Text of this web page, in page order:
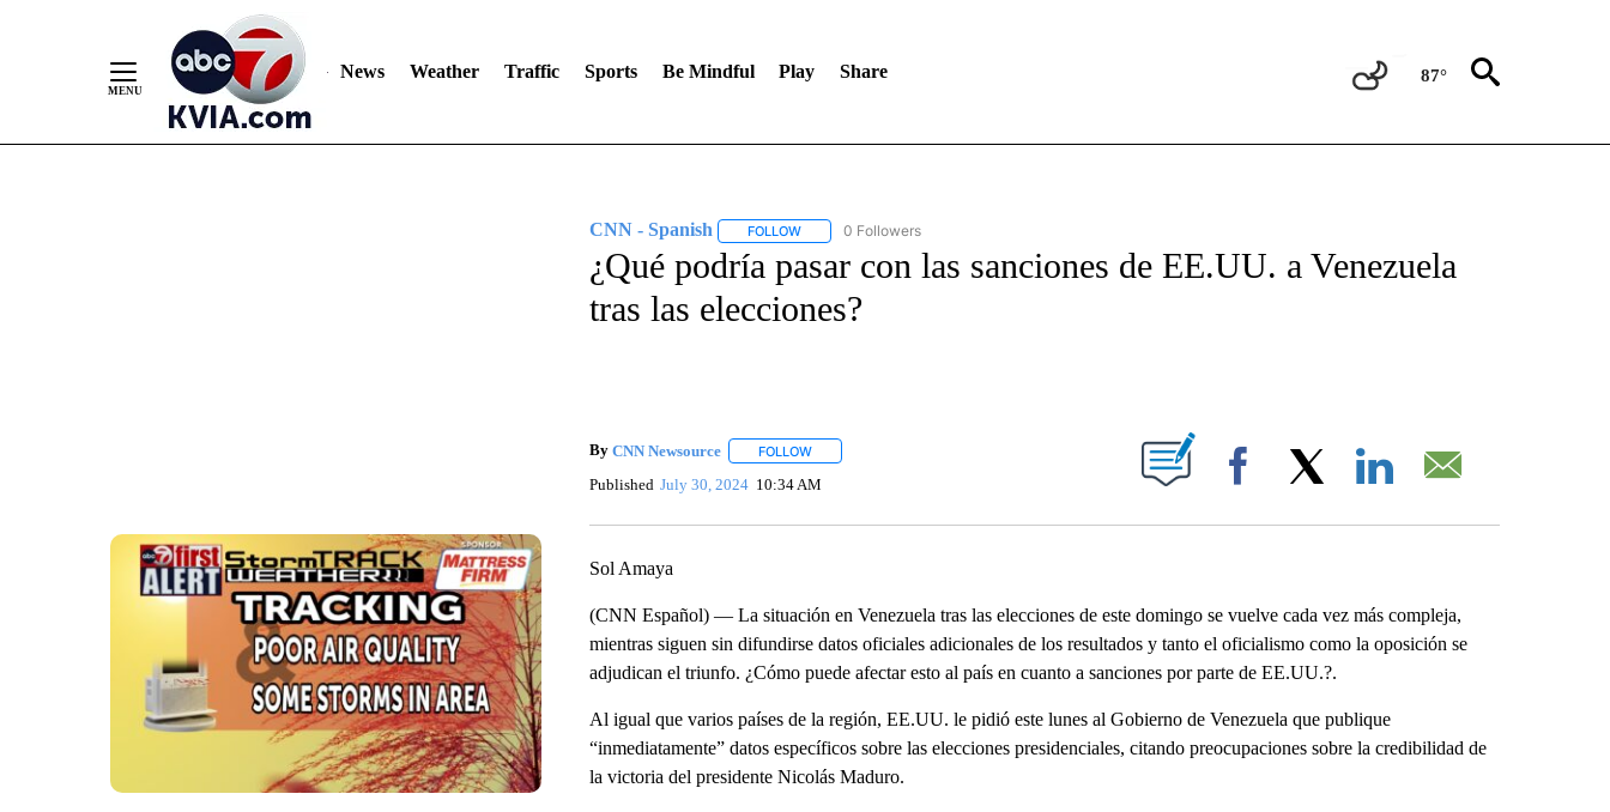
News Weather Traffic Sports Be Mindful Play Share 87°
CNN - Spanish FOLLOWFOLLOW "CNN - SPANISH" TO RECEIVE NOTIFICATIONS ABOUT NEW PAGES ON "CNN - SPANISH".
0 Followers
¿Qué podría pasar con las sanciones de EE.UU. a Venezuela
tras las elecciones?
By CNN Newsource FOLLOWFOLLOW "" TO RECEIVE NOTIFICATIONS ABOUT NEW PAGES ON "".
Published July 30, 2024 10:34 AM Facebook
Sol Amaya
(CNN Español) — La situación en Venezuela tras las elecciones de este domingo se vuelve cada vez más compleja,
mientras siguen sin difundirse datos oficiales adicionales de los resultados y tanto el oficialismo como la oposición se
adjudican el triunfo. ¿Cómo puede afectar esto al país en cuanto a sanciones por parte de EE.UU.?.
Al igual que varios países de la región, EE.UU. le pidió este lunes al Gobierno de Venezuela que publique
“inmediatamente” datos específicos sobre las elecciones presidenciales, citando preocupaciones sobre la credibilidad de
la victoria del presidente Nicolás Maduro.